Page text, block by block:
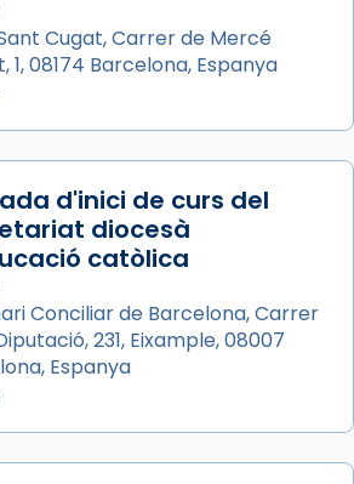
i cor, i té una
de tres hores. Després,
el 1972) al voltant
les relíquies de les santes.
participa també un grup de
música i ball propis. Festa
és calor, ves per les
Cugat, Carrer de Mercé
1, 08174 Barcelona, Espanya
d'inici de curs del
diocesà
catòlica
Conciliar de Barcelona, Carrer
231, Eixample, 08007
Espanya